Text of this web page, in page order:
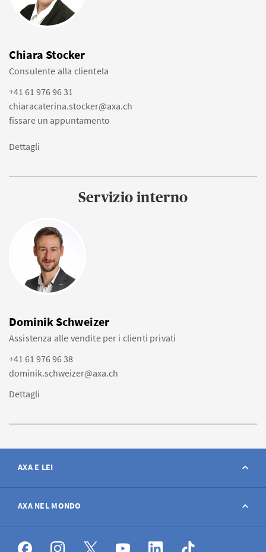
Chiara Stocker
Consulente alla clientela
+41 61 976 96 31
chiaracaterina.stocker@axa.ch
fissare un appuntamento
Dettagli
Servizio interno
Dominik Schweizer
Assistenza alle vendite per i clienti privati
+41 61 976 96 38
dominik.schweizer@axa.ch
Dettagli
AXA E LEI
Contatto
Avviso sinistro
AXA NEL MONDO
AXA nel mondo